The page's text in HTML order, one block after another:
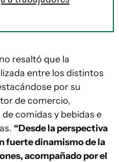
resaltó que la
entre los distintos
por su
de comercio,
comidas y bebidas e
“Desde la perspectiva
fuerte dinamismo de la
acompañado por el